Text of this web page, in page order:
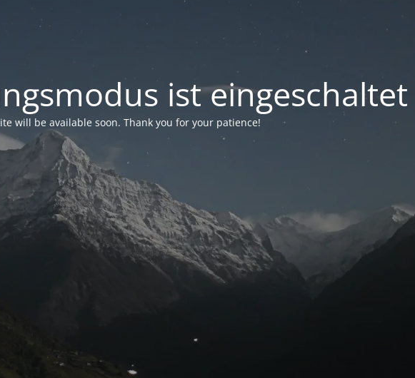
ist eingeschaltet
will be available soon. Thank you for your patience!